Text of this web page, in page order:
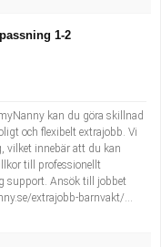
1-2
kan du göra skillnad
och flexibelt extrajobb. Vi
vilket innebär att du kan
till professionellt
support. Ansök till jobbet
extrajobb-barnvakt/...